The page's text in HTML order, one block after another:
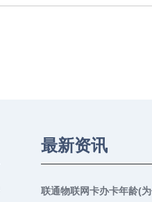
最新资讯
联通物联网卡办卡年龄(